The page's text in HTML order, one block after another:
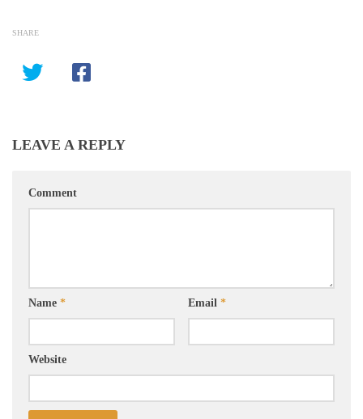
SHARE
LEAVE A REPLY
Comment
Name * Email *
Website